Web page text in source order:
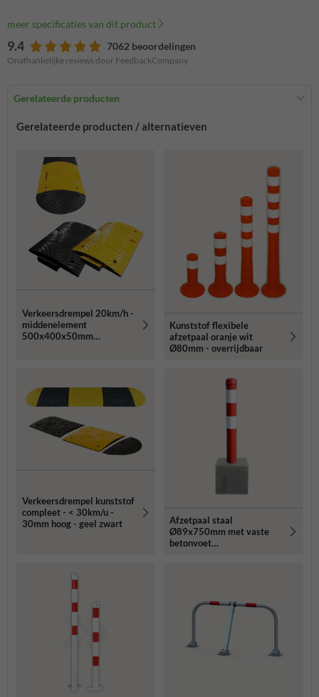
meer specificaties van dit product
9.4 7062 beoordelingen
Onafhankelijke reviews door FeedbackCompany
Gerelateerde producten
Gerelateerde producten / alternatieven
Verkeersdrempel 20km/h -
middenelement
500x400x50mm
Kunststof flexibele
afzetpaal oranje wit
Ø80mm - overrijdbaar
Verkeersdrempel kunststof
compleet - < 30km/u -
30mm hoog - geel zwart
Afzetpaal staal
Ø89x750mm met vaste
betonvoet